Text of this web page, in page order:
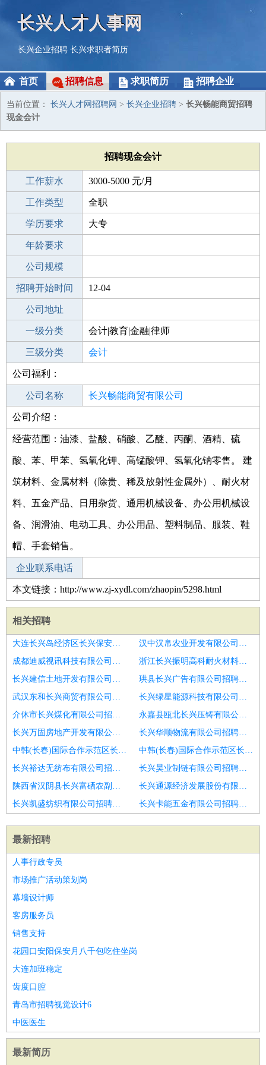
长兴人才人事网
长兴企业招聘 长兴求职者简历
首页 招聘信息 求职简历 招聘企业
当前位置： 长兴人才网招聘网 > 长兴企业招聘 > 长兴畅能商贸招聘
现金会计
招聘现金会计
工作薪水 3000-5000 元/月
招聘人数 1人
工作类型 全职
性别要求 -
学历要求 大专
工作经验
年龄要求
工作地点
公司规模
公司电话
招聘开始时间 12-04
招聘结束时间
公司地址
一级分类 会计|教育|金融|律师
二级分类 财务/会计
三级分类 会计
其他行业
公司福利：
公司名称 长兴畅能商贸有限公司
公司类型
公司介绍：
经营范围：油漆、盐酸、硝酸、乙醚、丙酮、酒精、硫
酸、苯、甲苯、氢氧化钾、高锰酸钾、氢氧化钠零售。 建
筑材料、金属材料（除贵、稀及放射性金属外）、耐火材
料、五金产品、日用杂货、通用机械设备、办公用机械设
备、润滑油、电动工具、办公用品、塑料制品、服装、鞋
帽、手套销售。
企业联系电话
本文链接：http://www.zj-xydl.com/zhaopin/5298.html
相关招聘
大连长兴岛经济区长兴保安服务有限公司招聘注册会计师
汉中汉帛农业开发有限公司招聘Accountant
成都迪威视讯科技有限公司招聘会计主管
浙江长兴振明高科耐火材料有限公司招聘会计
长兴建信土地开发有限公司招聘潍坊市融资会计招聘
珙县长兴广告有限公司招聘会计助理
武汉东和长兴商贸有限公司招聘企业会计
长兴绿星能源科技有限公司招聘中级会计师
介休市长兴煤化有限公司招聘会计会计师
永嘉县瓯北长兴压铸有限公司招聘诚聘会计助理
长兴万固房地产开发有限公司招聘潍坊市会计助理招聘
长兴华顺物流有限公司招聘潍坊市招聘会计2人
中韩(长春)国际合作示范区长兴投资控股(集团)有限公司招聘项目主办会计
中韩(长春)国际合作示范区长兴投资控股(集团)有限公司招聘会计主管主办会计
长兴裕达无纺布有限公司招聘成本会计
长兴昊业制链有限公司招聘总账会计
陕西省汉阴县长兴富硒农副产品开发有限公司招聘建筑会计
长兴通源经济发展股份有限公司招聘主办会计
长兴凯盛纺织有限公司招聘会计
长兴卡能五金有限公司招聘会计
最新招聘
人事行政专员
市场推广活动策划岗
幕墙设计师
客房服务员
销售支持
花园口安阳保安月八千包吃住坐岗
大连加班稳定
齿度口腔
青岛市招聘视觉设计6
中医医生
最新简历